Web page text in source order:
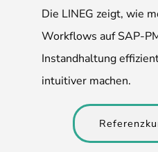
Die LINEG zeigt, wie
Workflows auf SAP-
Instandhaltung
intuitiver machen.